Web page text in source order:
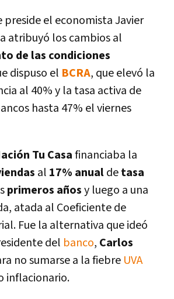
preside el economista Javier
atribuyó los cambios al
de las condiciones
dispuso el BCRA, que elevó la
al 40% y la tasa activa de
hasta 47% el viernes
Tu Casafinanciaba la
al 17% anualdetasa
primeros añosy luego a una
atada al Coeficiente de
Fue la alternativa que ideó
del banco, Carlos
no sumarse a la fiebre UVA
inflacionario.